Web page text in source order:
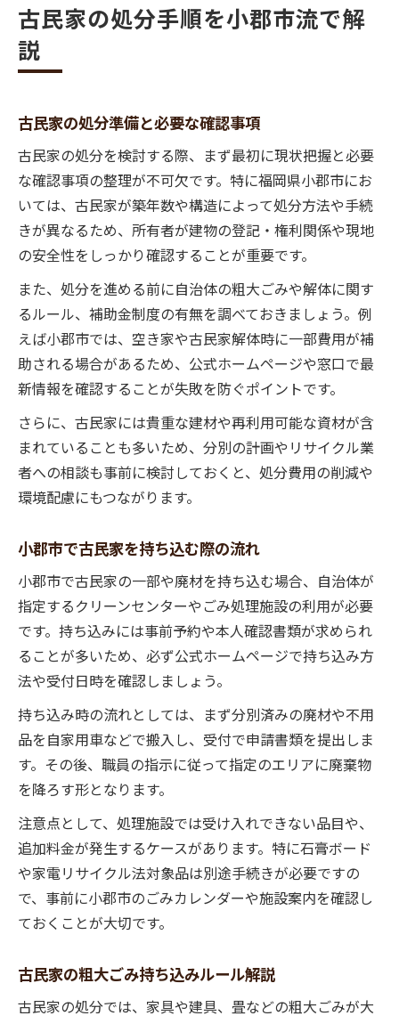
古民家解体時の自治体ルール徹底解説
古民家解体に伴うゴミ袋や捨て方の実例
費用を抑えて古民家を安全に手放す方法
古民家を安く安全に処分するコツと工夫
無料や低コストで古民家処分を行う方法
古民家の持ち込みで費用を節約する手順
古民家の処分費比較と賢い選択ポイント
古民家を処分する際の補助金活用術
小郡市の古民家解体補助金の仕組み解説
古民家処分で利用できる補助制度一覧
古民家を補助金でお得に処分する方法
補助金対象となる古民家手続きの注意点
古民家の補助金申請から受給までの流れ
小郡市で古民家ごみ分別を徹底調査
小郡市の古民家ごみ袋の選び方ガイド
古民家を捨てる際の分別ルール解説
古民家と粗大ごみの分別区分の違い
古民家ごみ分別で避けたいミス事例
安心して進める古民家整理の実践ガイド
古民家整理で知るべき実践的な手順
古民家整理とゴミ持ち込みの注意点
古民家を安全に片付ける計画の立て方
古民家処分後の分別や粗大ごみ対応法
古民家整理に役立つ自治体情報まとめ
古民家の処分手順を小郡市流で解
説
古民家の処分準備と必要な確認事項
古民家の処分を検討する際、まず最初に現状把握と必要
な確認事項の整理が不可欠です。特に福岡県小郡市にお
いては、古民家が築年数や構造によって処分方法や手続
きが異なるため、所有者が建物の登記・権利関係や現地
の安全性をしっかり確認することが重要です。
また、処分を進める前に自治体の粗大ごみや解体に関す
るルール、補助金制度の有無を調べておきましょう。例
えば小郡市では、空き家や古民家解体時に一部費用が補
助される場合があるため、公式ホームページや窓口で最
新情報を確認することが失敗を防ぐポイントです。
さらに、古民家には貴重な建材や再利用可能な資材が含
まれていることも多いため、分別の計画やリサイクル業
者への相談も事前に検討しておくと、処分費用の削減や
環境配慮にもつながります。
小郡市で古民家を持ち込む際の流れ
小郡市で古民家の一部や廃材を持ち込む場合、自治体が
指定するクリーンセンターやごみ処理施設の利用が必要
です。持ち込みには事前予約や本人確認書類が求められ
ることが多いため、必ず公式ホームページで持ち込み方
法や受付日時を確認しましょう。
持ち込み時の流れとしては、まず分別済みの廃材や不用
品を自家用車などで搬入し、受付で申請書類を提出しま
す。その後、職員の指示に従って指定のエリアに廃棄物
を降ろす形となります。
注意点として、処理施設では受け入れできない品目や、
追加料金が発生するケースがあります。特に石膏ボード
や家電リサイクル法対象品は別途手続きが必要ですの
で、事前に小郡市のごみカレンダーや施設案内を確認し
ておくことが大切です。
古民家の粗大ごみ持ち込みルール解説
古民家の処分では、家具や建具、畳などの粗大ごみが大